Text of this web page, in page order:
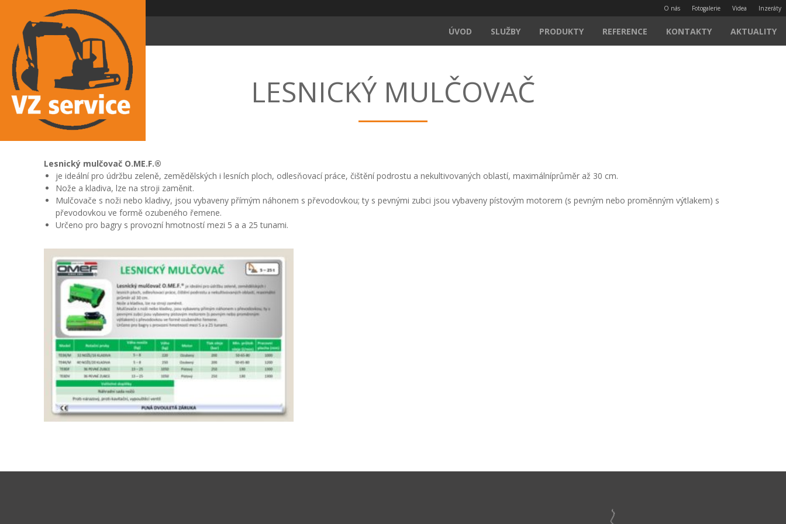
O nás Fotogalerie Videa Inzeráty
ÚVOD SLUŽBY PRODUKTY REFERENCE KONTAKTY AKTUALITY
LESNICKÝ MULČOVAČ
Lesnický mulčovač O.ME.F.®
je ideální pro údržbu zeleně, zemědělských i lesních ploch, odlesňovací práce, čištění podrostu a nekultivovaných oblastí, maximálníprůměr až 30 cm.
Nože a kladiva, lze na stroji zaměnit.
Mulčovače s noži nebo kladivy, jsou vybaveny přímým náhonem s převodovkou; ty s pevnými zubci jsou vybaveny pístovým motorem (s pevným nebo proměnným výtlakem) s
převodovkou ve formě ozubeného řemene.
Určeno pro bagry s provozní hmotností mezi 5 a a 25 tunami.